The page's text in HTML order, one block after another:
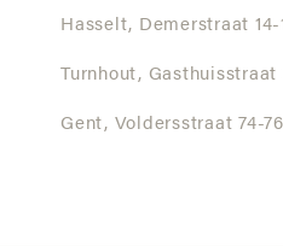
Hasselt, Demerstraat 14-
Turnhout, Gasthuisstraat
Gent, Voldersstraat 74-76